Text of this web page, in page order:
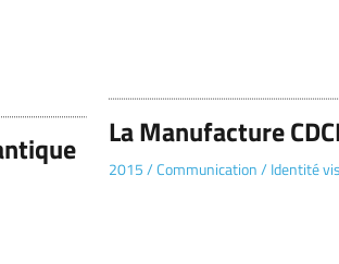
La Manufacture
2015/Communication/Identité